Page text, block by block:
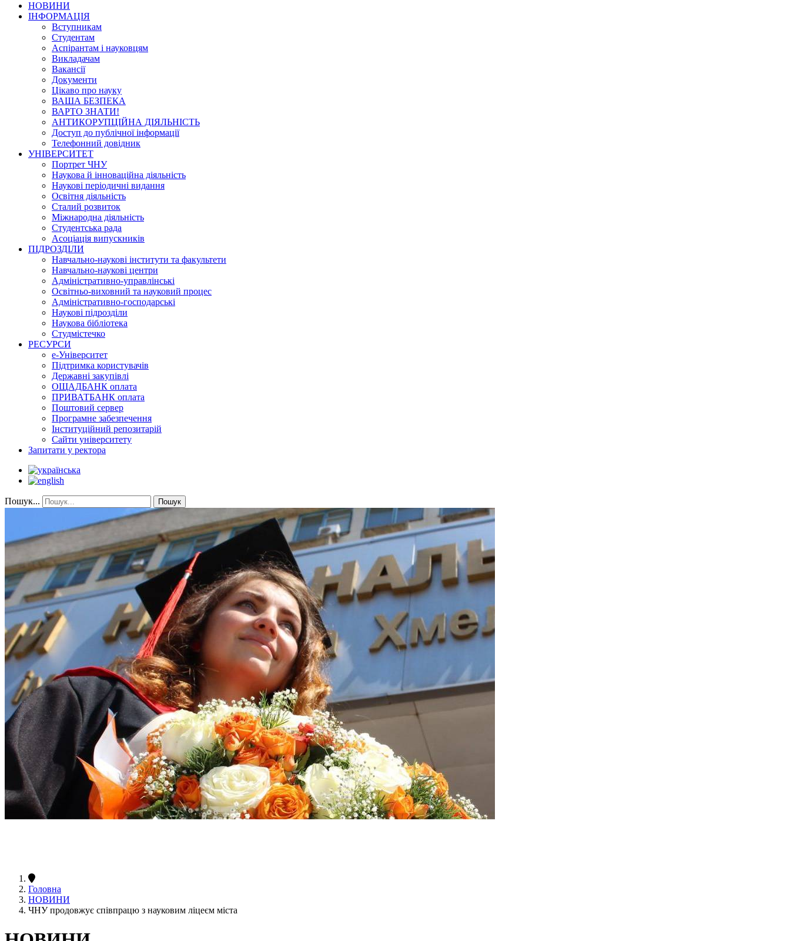
НОВИНИ
ІНФОРМАЦІЯ
Вступникам
Студентам
Аспірантам і науковцям
Викладачам
Вакансії
Документи
Цікаво про науку
ВАША БЕЗПЕКА
ВАРТО ЗНАТИ!
АНТИКОРУПЦІЙНА ДІЯЛЬНІСТЬ
Доступ до публічної інформації
Телефонний довідник
УНІВЕРСИТЕТ
Портрет ЧНУ
Наукова й інноваційна діяльність
Наукові періодичні видання
Освітня діяльність
Сталий розвиток
Міжнародна діяльність
Студентська рада
Асоціація випускників
ПІДРОЗДІЛИ
Навчально-наукові інститути та факультети
Навчально-наукові центри
Адміністративно-управлінські
Освітньо-виховний та науковий процес
Адміністративно-господарські
Наукові підрозділи
Наукова бібліотека
Студмістечко
РЕСУРСИ
е-Університет
Підтримка користувачів
Державні закупівлі
ОЩАДБАНК оплата
ПРИВАТБАНК оплата
Поштовий сервер
Програмне забезпечення
Інституційний репозитарій
Сайти університету
Запитати у ректора
Пошук... Пошук
Головна
НОВИНИ
ЧНУ продовжує співпрацю з науковим ліцеєм міста